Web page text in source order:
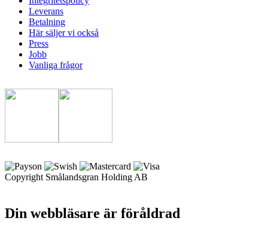
Leverans
Betalning
Här säljer vi också
Press
Jobb
Vanliga frågor
Copyright Smålandsgran Holding AB
Din webbläsare är föråldrad